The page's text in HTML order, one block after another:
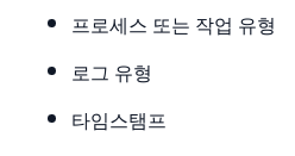
프로세스 또는 작업 유형
로그 유형
타임스탬프